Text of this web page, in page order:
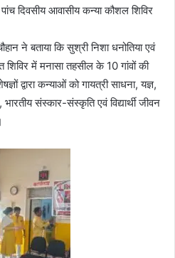
दिवसीय आवासीय कन्या कौशल शिविर
ने बताया कि सुश्री निशा धनोतिया एवं
शिविर में मनासा तहसील के 10 गांवों की
द्वारा कन्याओं को गायत्री साधना, यज्ञ,
भारतीय संस्कार-संस्कृति एवं विद्यार्थी जीवन